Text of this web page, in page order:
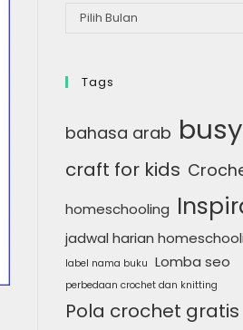
Arsip
Pilih Bulan
Tags
bahasa arab
craft for kids
homeschooling
jadwal harian
label nama buku Lomba seo
perbedaan crochet dan knitting
Pola crochet gratis